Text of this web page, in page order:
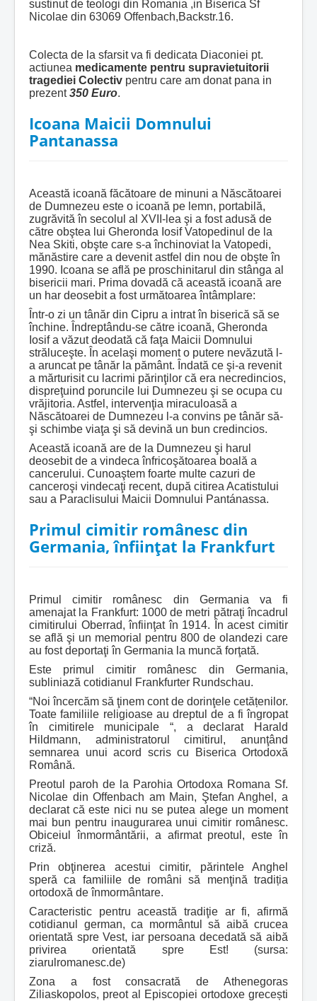
sustinut de teologi din Romania ,in Biserica Sf
Nicolae din 63069 Offenbach,Backstr.16.
Colecta de la sfarsit va fi dedicata Diaconiei pt.
actiunea medicamente pentru supravietuitorii
tragediei Colectiv pentru care am donat pana in
prezent350 Euro.
Icoana Maicii Domnului
Pantanassa
Această icoană făcătoare de minuni a Născătoarei
de Dumnezeu este o icoană pe lemn, portabilă,
zugrăvită în secolul al XVII-lea şi a fost adusă de
către obştea lui Gheronda Iosif Vatopedinul de la
Nea Skiti, obşte care s-a închinoviat la Vatopedi,
mănăstire care a devenit astfel din nou de obşte în
1990. Icoana se află pe proschinitarul din stânga al
bisericii mari. Prima dovadă că această icoană are
un har deosebit a fost următoarea întâmplare:
Într-o zi un tânăr din Cipru a intrat în biserică să se
închine. Îndreptându-se către icoană, Gheronda
Iosif a văzut deodată că faţa Maicii Domnului
străluceşte. În acelaşi moment o putere nevăzută l-
a aruncat pe tânăr la pământ. Îndată ce şi-a revenit
a mărturisit cu lacrimi părinţilor că era necredincios,
dispreţuind poruncile lui Dumnezeu şi se ocupa cu
vrăjitoria. Astfel, intervenţia miraculoasă a
Născătoarei de Dumnezeu l-a convins pe tânăr să-
şi schimbe viaţa şi să devină un bun credincios.
Această icoană are de la Dumnezeu şi harul
deosebit de a vindeca înfricoşătoarea boală a
cancerului. Cunoaştem foarte multe cazuri de
canceroşi vindecaţi recent, după citirea Acatistului
sau a Paraclisului Maicii Domnului Pantánassa.
Primul cimitir românesc din
Germania, înființat la Frankfurt
Primul cimitir românesc din Germania va fi
amenajat la Frankfurt: 1000 de metri pătraţi încadrul
cimitirului Oberrad, înfiinţat în 1914. În acest cimitir
se află şi un memorial pentru 800 de olandezi care
au fost deportaţi în Germania la muncă forţată.
Este primul cimitir românesc din Germania,
subliniază cotidianul Frankfurter Rundschau.
“Noi încercăm să ţinem cont de dorinţele cetățenilor.
Toate familiile religioase au dreptul de a fi îngropat
în cimitirele municipale “, a declarat Harald
Hildmann, administratorul cimitirul, anunţând
semnarea unui acord scris cu Biserica Ortodoxă
Română.
Preotul paroh de la Parohia Ortodoxa Romana Sf.
Nicolae din Offenbach am Main, Ştefan Anghel, a
declarat că este nici nu se putea alege un moment
mai bun pentru inaugurarea unui cimitir românesc.
Obiceiul înmormântării, a afirmat preotul, este în
criză.
Prin obţinerea acestui cimitir, părintele Anghel
speră ca familiile de români să menţină tradiția
ortodoxă de înmormântare.
Caracteristic pentru această tradiţie ar fi, afirmă
cotidianul german, ca mormântul să aibă crucea
orientată spre Vest, iar persoana decedată să aibă
privirea orientată spre Est! (sursa:
ziarulromanesc.de)
Zona a fost consacrată de Athenegoras
Ziliaskopolos, preot al Episcopiei ortodoxe grecești